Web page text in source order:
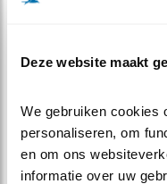
Deze website maakt
We gebruiken cookies
personaliseren, om
en om ons
informatie over uw
MEER OVER
Steenuil
Alle